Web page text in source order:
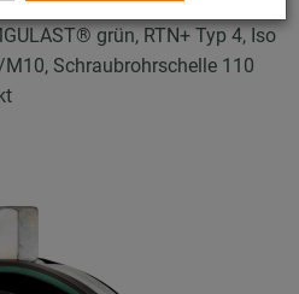
grün, RTN+ Typ 4, Iso
Schraubrohrschelle 110